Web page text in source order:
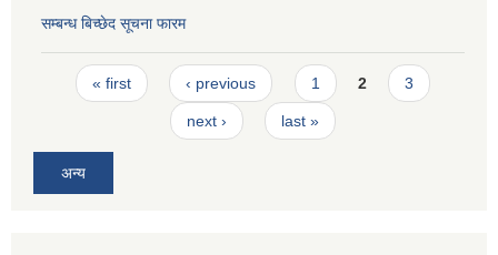
सम्बन्ध बिच्छेद सूचना फारम
Pages
« first ‹ previous 1 2 3
next › last »
अन्य